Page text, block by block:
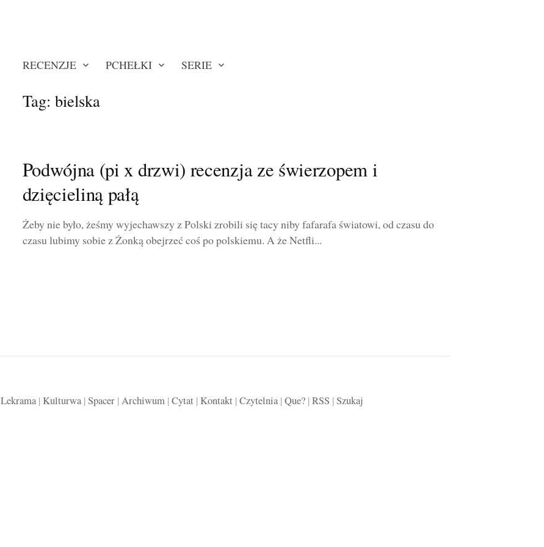
RECENZJE PCHEŁKI SERIE
Tag: bielska
Podwójna (pi x drzwi) recenzja ze świerzopem i
dzięcieliną pałą
Żeby nie było, żeśmy wyjechawszy z Polski zrobili się tacy niby fafarafa światowi, od czasu do
czasu lubimy sobie z Żonką obejrzeć coś po polskiemu. A że Netfli...
Lekrama| Kulturwa| Spacer| Archiwum| Cytat| Kontakt| Czytelnia| Que?| RSS | Szukaj